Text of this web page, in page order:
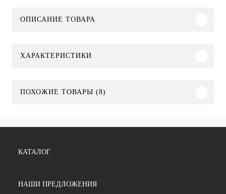
ОПИСАНИЕ ТОВАРА
ХАРАКТЕРИСТИКИ
ПОХОЖИЕ ТОВАРЫ (8)
КАТАЛОГ
НАШИ ПРЕДЛОЖЕНИЯ